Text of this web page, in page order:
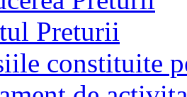
Preturii
constituite